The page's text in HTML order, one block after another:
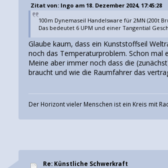
Zitat von: Ingo am 18. Dezember 2024, 17:45:28
100m Dynemaseil Handelsware für 2MN (200t
Das bedeutet 6 UPM und einer Tangential
Glaube kaum, dass ein Kunststoffseil
noch das Temperaturproblem. Schon mal
Meine aber immer noch dass die
braucht und wie die Raumfahrer das
Der Horizont vieler Menschen ist ein Kreis mit
Re: Künstliche Schwerkraft